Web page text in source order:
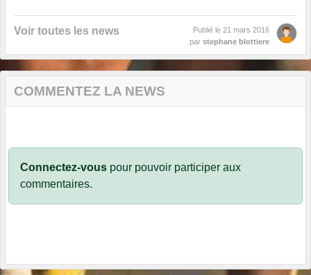
Voir toutes les news Publié le 21 mars 2016
par stephane blottiere
COMMENTEZ LA NEWS
Connectez-vous pour pouvoir participer aux
commentaires.